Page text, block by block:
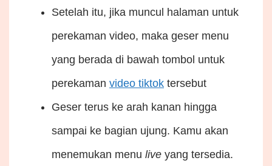
Setelah itu, jika muncul halaman untuk
perekaman video, maka geser menu
yang berada di bawah tombol untuk
perekaman video tiktok tersebut
Geser terus ke arah kanan hingga
sampai ke bagian ujung. Kamu akan
menemukan menu live yang tersedia.